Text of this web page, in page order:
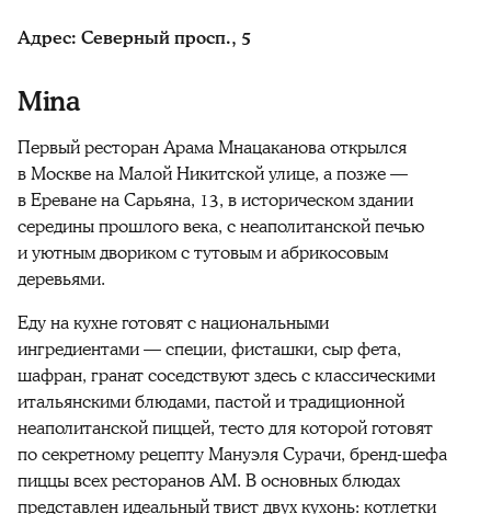
Адрес: Северный просп., 5
Mina
Первый ресторан Арама Мнацаканова открылся
в Москве на Малой Никитской улице, а позже —
в Ереване на Сарьяна, 13, в историческом здании
середины прошлого века, с неаполитанской печью
и уютным двориком с тутовым и абрикосовым
деревьями.
Еду на кухне готовят с национальными
ингредиентами — специи, фисташки, сыр фета,
шафран, гранат соседствуют здесь с классическими
итальянскими блюдами, пастой и традиционной
неаполитанской пиццей, тесто для которой готовят
по секретному рецепту Мануэля Сурачи, бренд-шефа
пиццы всех ресторанов АМ. В основных блюдах
представлен идеальный твист двух кухонь: котлетки